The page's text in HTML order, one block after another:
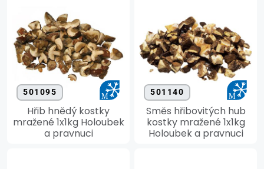
501095
Hřib hnědý kostky
mražené 1x1kg Holoubek
a pravnuci
501140
Směs hřibovitých hub
kostky mražené 1x1kg
Holoubek a pravnuci